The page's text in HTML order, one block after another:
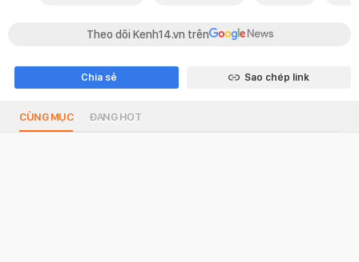
Theo dõi Kenh14.vn trên
Chia sẻ Sao chép link
CÙNG MỤC ĐANG HOT